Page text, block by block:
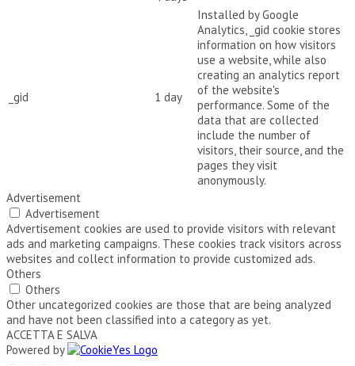
_gid 1 day
Installed by Google
Analytics, _gid cookie stores
information on how visitors
use a website, while also
creating an analytics report
of the website's
performance. Some of the
data that are collected
include the number of
visitors, their source, and the
pages they visit
anonymously.
Advertisement
Advertisement
Advertisement cookies are used to provide visitors with relevant
ads and marketing campaigns. These cookies track visitors across
websites and collect information to provide customized ads.
Others
Others
Other uncategorized cookies are those that are being analyzed
and have not been classified into a category as yet.
ACCETTA E SALVA
Powered by